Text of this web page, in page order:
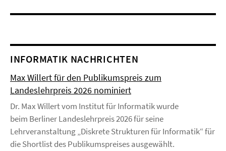
INFORMATIK NACHRICHTEN
Max Willert für den Publikumspreis zum
Landeslehrpreis 2026 nominiert
Dr. Max Willert vom Institut für Informatik wurde
beim Berliner Landeslehrpreis 2026 für seine
Lehrveranstaltung „Diskrete Strukturen für Informatik“ für
die Shortlist des Publikumspreises ausgewählt.